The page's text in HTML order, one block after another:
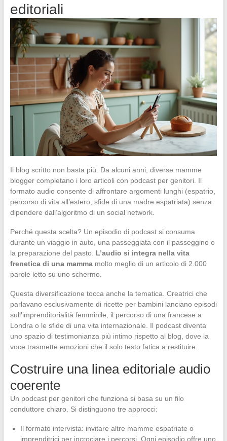
editoriali
Il blog scritto non basta più. Da alcuni anni, diverse mamme
blogger completano i loro articoli con podcast per genitori. Il
formato audio consente di affrontare argomenti lunghi (espatrio,
percorso di vita all’estero, sfide di una madre espatriata) senza
dipendere dall’algoritmo di un social network.
Perché questa scelta? Un episodio di podcast si consuma
durante un viaggio in auto, una passeggiata con il passeggino o
la preparazione del pasto. L’audio si integra nella vita
frenetica di una mammamolto meglio di un articolo di 2.000
parole letto su uno schermo.
Questa diversificazione tocca anche la tematica. Creatrici che
parlavano esclusivamente di ricette per bambini lanciano episodi
sull’imprenditorialità femminile, il percorso di una francese a
Londra o le sfide di una vita internazionale. Il podcast diventa
uno spazio di testimonianza più intimo rispetto al blog, dove la
voce trasmette emozioni che il solo testo fatica a restituire.
Costruire una linea editoriale audio
coerente
Un podcast per genitori che funziona si basa su un filo
conduttore chiaro. Si distinguono tre approcci:
Il formato intervista: invitare altre mamme espatriate o
imprenditrici per incrociare i percorsi. Ogni episodio offre uno